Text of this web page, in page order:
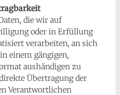
die wir auf
oder in Erfüllung
verarbeiten, an sich
einem gängigen,
aushändigen zu
Übertragung der
Verantwortlichen